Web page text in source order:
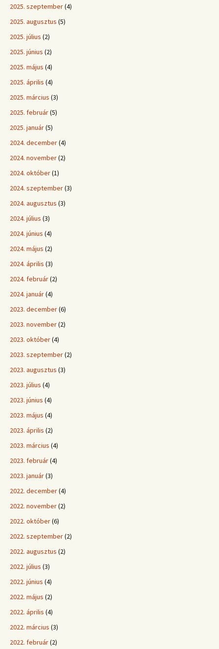
2025. szeptember(4)
2025. augusztus (5)
2025. július (2)
2025. június (2)
2025. május (4)
2025. április (4)
2025. március (3)
2025. február(5)
2025. január(5)
2024. december(4)
2024. november(2)
2024. október(1)
2024. szeptember(3)
2024. augusztus (3)
2024. július (3)
2024. június (4)
2024. május (2)
2024. április (3)
2024. február(2)
2024. január(4)
2023. december(6)
2023. november(2)
2023. október(4)
2023. szeptember(2)
2023. augusztus (3)
2023. július (4)
2023. június (4)
2023. május (4)
2023. április (2)
2023. március (4)
2023. február(4)
2023. január(3)
2022. december(4)
2022. november(2)
2022. október(6)
2022. szeptember(2)
2022. augusztus (2)
2022. július (3)
2022. június (4)
2022. május (2)
2022. április (4)
2022. március (3)
2022. február(2)